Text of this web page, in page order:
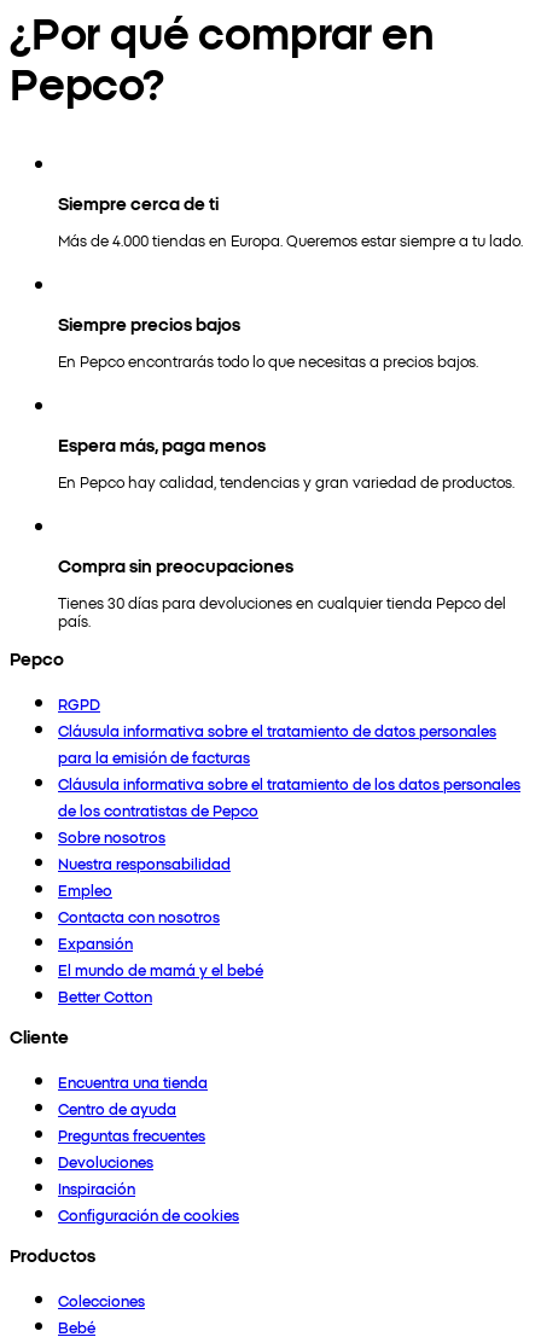
¿Por qué comprar en
Pepco?
Siempre cerca de ti
Más de 4.000 tiendas en Europa. Queremos estar siempre a tu lado.
Siempre precios bajos
En Pepco encontrarás todo lo que necesitas a precios bajos.
Espera más, paga menos
En Pepco hay calidad, tendencias y gran variedad de productos.
Compra sin preocupaciones
Tienes 30 días para devoluciones en cualquier tienda Pepco del
país.
Pepco
RGPD
Cláusula informativa sobre el tratamiento de datos personales
para la emisión de facturas
Cláusula informativa sobre el tratamiento de los datos personales
de los contratistas de Pepco
Sobre nosotros
Nuestra responsabilidad
Empleo
Contacta con nosotros
Expansión
El mundo de mamá y el bebé
Better Cotton
Cliente
Encuentra una tienda
Centro de ayuda
Preguntas frecuentes
Devoluciones
Inspiración
Configuración de cookies
Productos
Colecciones
Bebé